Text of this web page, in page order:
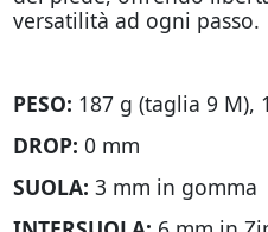
versatilità ad ogni passo.
PESO: 187 g (taglia 9 M),
DROP: 0 mm
SUOLA: 3 mm in gomma